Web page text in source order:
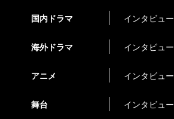
国内ドラマ インタビュー
海外ドラマ インタビュー
アニメ インタビュー
舞台 インタビュー